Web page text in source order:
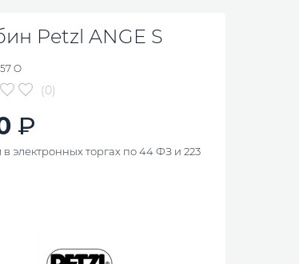
Petzl ANGE S
O
(0)
в электронных торгах по 44 ФЗ и 223